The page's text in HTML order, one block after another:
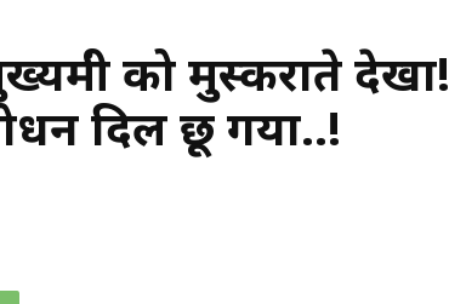
को मुस्कराते देखा!
दिल छू गया..!